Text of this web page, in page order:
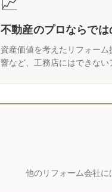
不動産のプロならでは
資産価値を考えたリフォー
響など、工務店にはできない
他のリフォーム会社に